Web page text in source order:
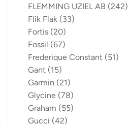
FLEMMING UZIEL AB (242)
Flik Flak (33)
Fortis (20)
Fossil (67)
Frederique Constant (51)
Gant (15)
Garmin (21)
Glycine (78)
Graham (55)
Gucci (42)